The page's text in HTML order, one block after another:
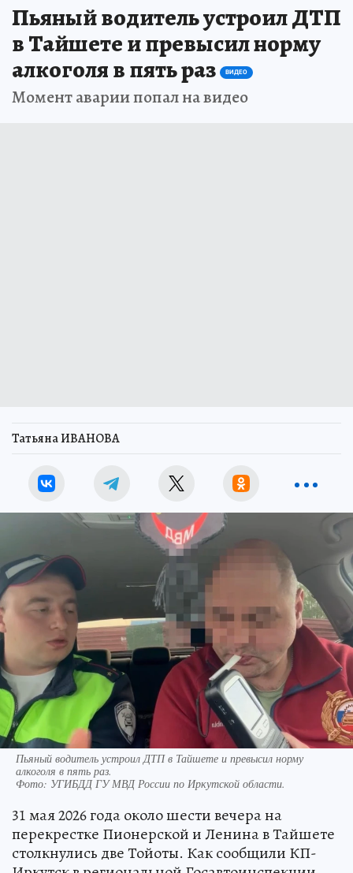
Пьяный водитель устроил ДТП
в Тайшете и превысил норму
алкоголя в пять раз
ВИДЕО
Момент аварии попал на видео
Татьяна ИВАНОВА
Пьяный водитель устроил ДТП в Тайшете и превысил норму
алкоголя в пять раз.
Фото: УГИБДД ГУ МВД России по Иркутской области.
31 мая 2026 года около шести вечера на
перекрестке Пионерской и Ленина в Тайшете
столкнулись две Тойоты. Как сообщили КП-